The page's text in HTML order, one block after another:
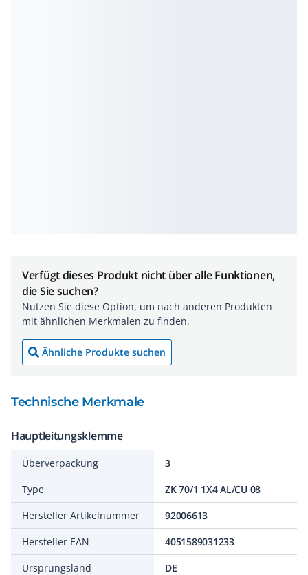
Verfügt dieses Produkt nicht über alle Funktionen,
die Sie suchen?
Nutzen Sie diese Option, um nach anderen Produkten
mit ähnlichen Merkmalen zu finden.
Ähnliche Produkte suchen
Technische Merkmale
Hauptleitungsklemme
Überverpackung
3
Type
ZK 70/1 1X4 AL/CU 08
Hersteller Artikelnummer
92006613
Hersteller EAN
4051589031233
Ursprungsland
DE